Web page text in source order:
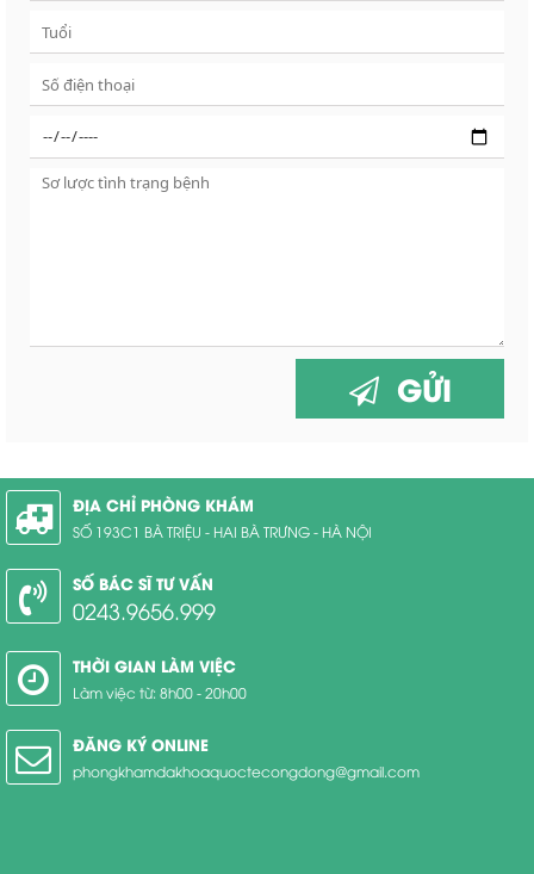
GỬI
ĐỊA CHỈ PHÒNG KHÁM
SỐ 193C1 BÀ TRIỆU - HAI BÀ TRƯNG - HÀ NỘI
SỐ BÁC SĨ TƯ VẤN
0243.9656.999
THỜI GIAN LÀM VIỆC
Làm việc từ: 8h00 - 20h00
ĐĂNG KÝ ONLINE
phongkhamdakhoaquoctecongdong@gmail.com